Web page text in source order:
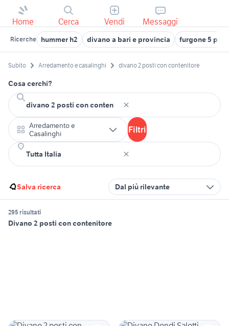
Home Cerca Vendi Messaggi
Ricerche hummer h2 divano a bari e provincia furgone 5
Subito Arredamento e casalinghi divano 2 posti con contenitore
Cosa cerchi?
Arredamento e
Casalinghi
Filtri
Salva ricerca Dal più rilevante
295 risultati
Divano 2 posti con contenitore